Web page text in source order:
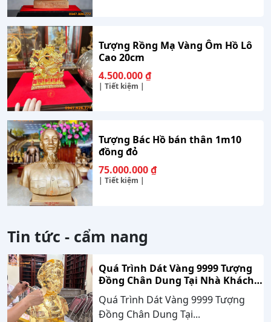
Tượng Rồng Mạ Vàng Ôm Hồ Lô
Cao 20cm
4.500.000₫
| Tiết kiệm |
Tượng Bác Hồ bán thân 1m10
đồng đỏ
75.000.000₫
| Tiết kiệm |
Tin tức - cẩm nang
Quá Trình Dát Vàng 9999 Tượng
Đồng Chân Dung Tại Nhà Khách
Hàng Nghệ An
Quá Trình Dát Vàng 9999 Tượng
Đồng Chân Dung Tại...